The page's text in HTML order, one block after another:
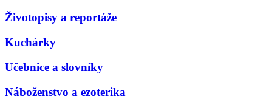
Životopisy a reportáže
Kuchárky
Učebnice a slovníky
Náboženstvo a ezoterika